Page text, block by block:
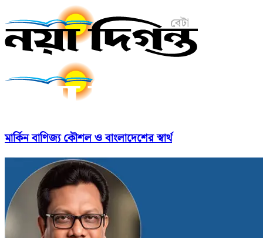
মার্কিন বাণিজ্য কৌশল ও বাংলাদেশের স্বার্থ